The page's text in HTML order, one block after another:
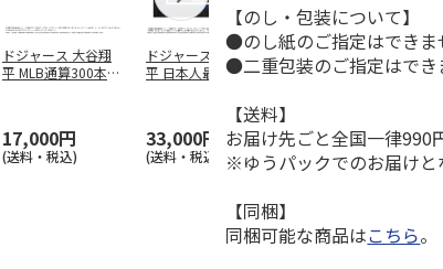
ドジャース 大谷翔
平 MLB通算300本塁
17,000円
(送料・税込)
ドジャース 大谷翔
平 日本人最多53試
33,000円
(送料・税込)
MLB ドジャース 大
谷翔平 2026 NL 3・
33,000円
(送料・税込) (
【のし・包装について】
●のし紙のご指定はできま
●二重包装のご指定はでき
【送料】
お届け先ごと全国一律990
※ゆうパックでのお届けと
【同梱】
同梱可能な商品はこちら。